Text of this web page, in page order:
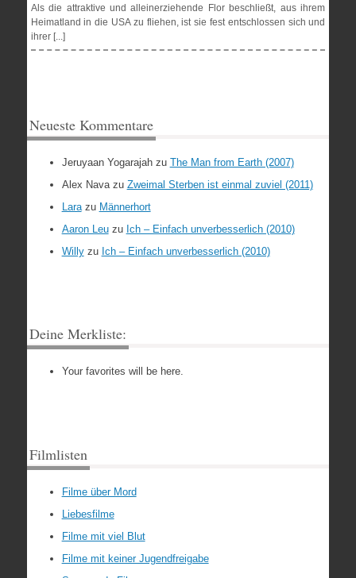
Als die attraktive und alleinerziehende Flor beschließt, aus ihrem
Heimatland in die USA zu fliehen, ist sie fest entschlossen sich und
ihrer [...]
Neueste Kommentare
Jeruyaan Yogarajahzu The Man from Earth (2007)
Alex Navazu Zweimal Sterben ist einmal zuviel (2011)
Larazu Männerhort
Aaron Leuzu Ich – Einfach unverbesserlich (2010)
Willyzu Ich – Einfach unverbesserlich (2010)
Deine Merkliste:
Your favorites will be here.
Filmlisten
Filme über Mord
Liebesfilme
Filme mit viel Blut
Filme mit keiner Jugendfreigabe